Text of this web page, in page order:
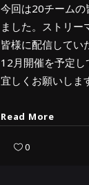
今回は20チームの
ました。ストリー
皆様に配信してい
12月開催を予定し
宜しくお願いしま
Read More
0